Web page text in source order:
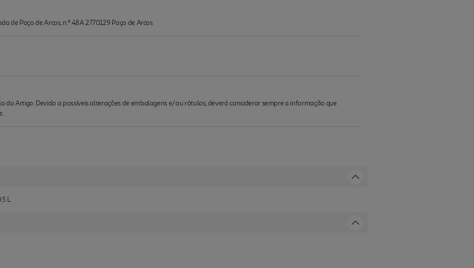
de Paço de Arcos, n.º 48A 2770129 Paço de Arcos
Artigo. Devido a possíveis alterações de embalagens e/ou rótulos, deverá considerar sempre a informação que
L